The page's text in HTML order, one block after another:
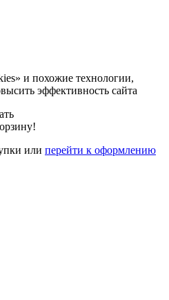
и похожие технологии,
эффективность сайта
или перейти к оформлению